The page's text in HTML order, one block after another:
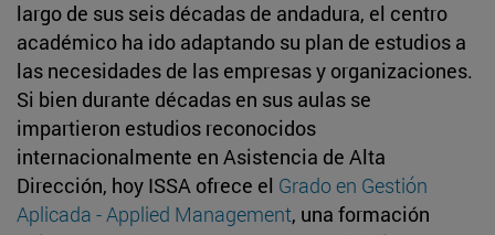
largo de sus seis décadas de andadura, el centro
académico ha ido adaptando su plan de estudios a
las necesidades de las empresas y organizaciones.
Si bien durante décadas en sus aulas se
impartieron estudios reconocidos
internacionalmente en Asistencia de Alta
Dirección, hoy ISSA ofrece el Grado en Gestión
Aplicada - Applied Management, una formación